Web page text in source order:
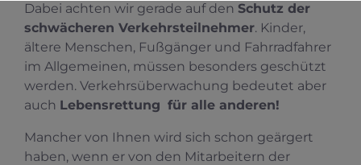
Dabei achten wir gerade auf den Schutz der
schwächeren Verkehrsteilnehmer. Kinder,
ältere Menschen, Fußgänger und Fahrradfahrer
im Allgemeinen, müssen besonders geschützt
werden. Verkehrsüberwachung bedeutet aber
auch Lebensrettung für alle anderen!
Mancher von Ihnen wird sich schon geärgert
haben, wenn er von den Mit­arbeitern der